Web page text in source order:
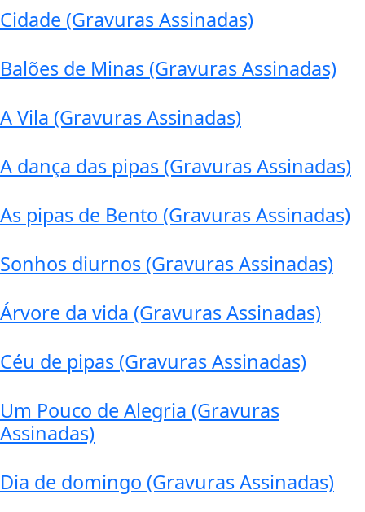
Cidade (Gravuras Assinadas)
Balões de Minas (Gravuras Assinadas)
A Vila (Gravuras Assinadas)
A dança das pipas (Gravuras Assinadas)
As pipas de Bento (Gravuras Assinadas)
Sonhos diurnos (Gravuras Assinadas)
Árvore da vida (Gravuras Assinadas)
Céu de pipas (Gravuras Assinadas)
Um Pouco de Alegria (Gravuras
Assinadas)
Dia de domingo (Gravuras Assinadas)